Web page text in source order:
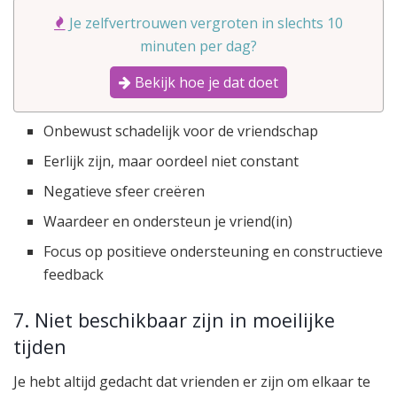
Je zelfvertrouwen vergroten in slechts 10
minuten per dag?
Bekijk hoe je dat doet
Onbewust schadelijk voor de vriendschap
Eerlijk zijn, maar oordeel niet constant
Negatieve sfeer creëren
Waardeer en ondersteun je vriend(in)
Focus op positieve ondersteuning en constructieve
feedback
7. Niet beschikbaar zijn in moeilijke
tijden
Je hebt altijd gedacht dat vrienden er zijn om elkaar te